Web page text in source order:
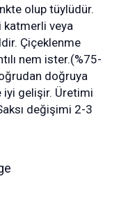
olup tüylüdür.
katmerli veya
Çiçeklenme
nem ister.(%75-
doğruya
iyi gelişir. Üretimi
değişimi 2-3